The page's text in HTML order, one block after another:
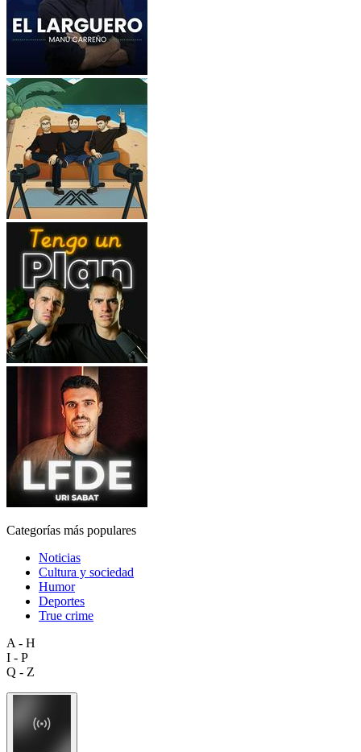
Categorías más populares
Noticias
Cultura y sociedad
Humor
Deportes
True crime
A - H
I - P
Q - Z